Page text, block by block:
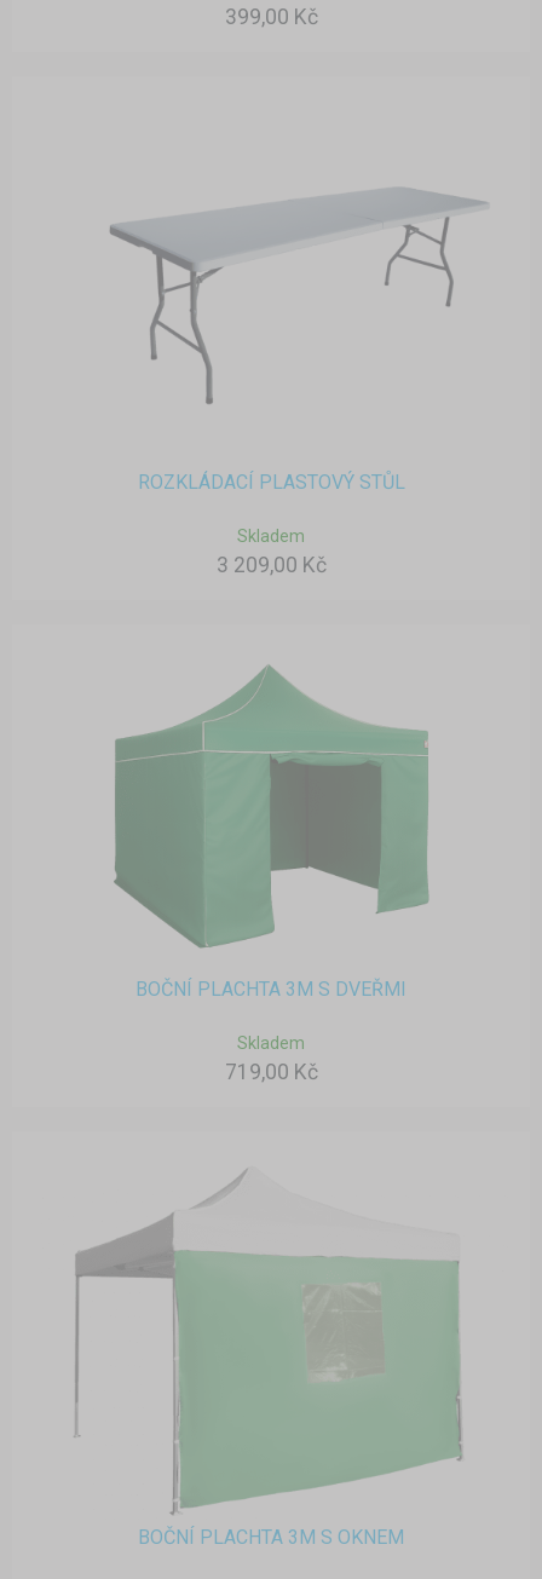
399,00 Kč
ROZKLÁDACÍ PLASTOVÝ STŮL
Skladem
3 209,00 Kč
BOČNÍ PLACHTA 3M S DVEŘMI
Skladem
719,00 Kč
BOČNÍ PLACHTA 3M S OKNEM